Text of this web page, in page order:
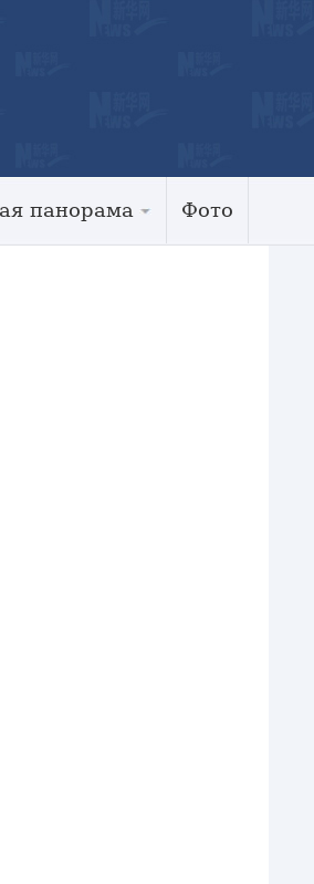
панорама Фото